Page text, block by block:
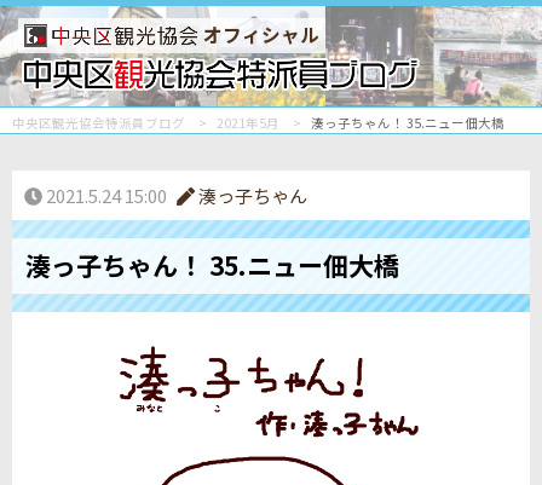
オフィシャル
中央区観光協会特派員ブログ 2021年5月 湊っ子ちゃん！ 35.ニュー佃大橋
2021.5.24 15:00 湊っ子ちゃん
湊っ子ちゃん！ 35.ニュー佃大橋